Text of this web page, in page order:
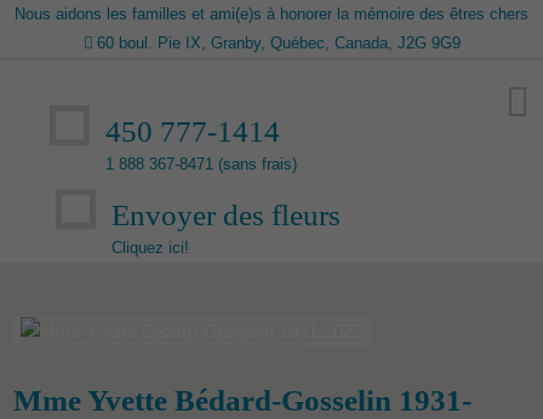
Nous aidons les familles et ami(e)s à honorer la mémoire des êtres chers
60 boul. Pie IX, Granby, Québec, Canada, J2G 9G9
450 777-1414
1 888 367-8471 (sans frais)
Envoyer des fleurs
Cliquez ici!
Mme Yvette Bédard-Gosselin 1931-